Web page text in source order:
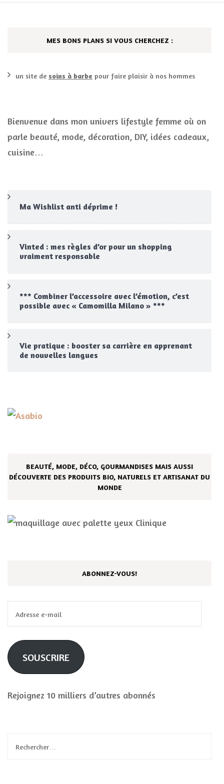
MES BONS PLANS SI VOUS CHERCHEZ :
un site de soins à barbe pour faire plaisir à nos hommes
Bienvenue dans mon univers lifestyle femme où on
parle beauté, mode, décoration, DIY, idées cadeaux,
cuisine…
Ma Wishlist anti déprime !
Vinted : mes règles d’or pour un shopping
vraiment responsable
*** Combiner l’accessoire avec l’émotion, c’est
possible avec « Camomilla Milano » ***
Vie pratique : booster sa carrière en apprenant
de nouvelles langues
BEAUTÉ, MODE, DÉCO, GOURMANDISES MAIS AUSSI
DÉCOUVERTE DES PRODUITS BIO, NATURELS ET ARTISANAT DU
MONDE
ABONNEZ-VOUS!
e-
mail
SOUSCRIRE
Rejoignez 10 milliers d’autres abonnés
Rechercher :